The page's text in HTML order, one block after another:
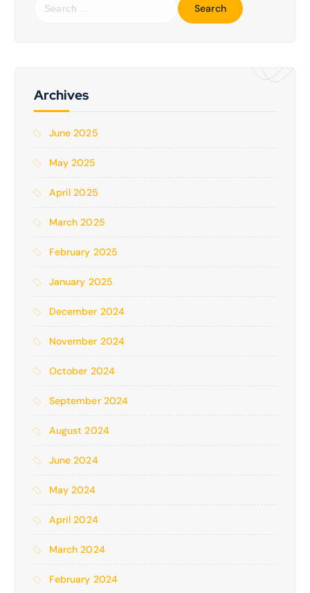
Archives
June 2025
May 2025
April 2025
March 2025
February 2025
January 2025
December 2024
November 2024
October 2024
September 2024
August 2024
June 2024
May 2024
April 2024
March 2024
February 2024